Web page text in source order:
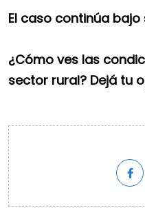
El caso continúa bajo
¿Cómo ves las
sector rural? Dejá tu